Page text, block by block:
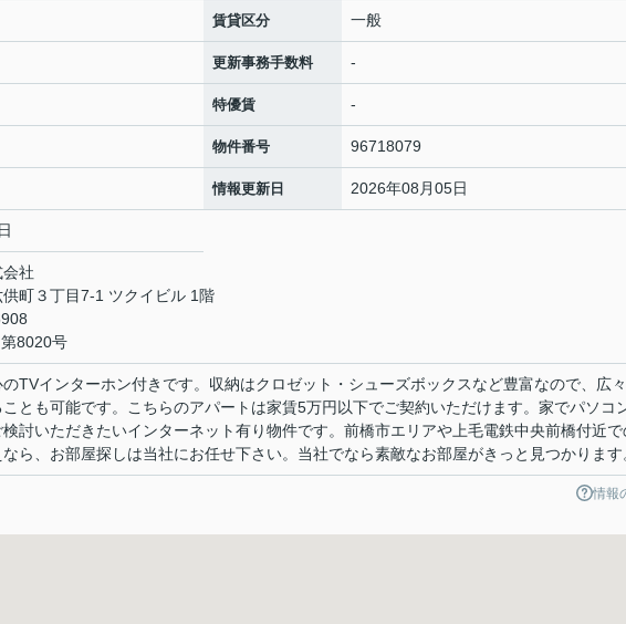
賃貸区分 一般
更新事務手数料 -
特優賃 -
物件番号 96718079
情報更新日 2026年08月05日
社
町３丁目7-1 ツクイビル 1階
8020号
TVインターホン付きです。収納はクロゼット・シューズボックスなど豊富なので、広
とも可能です。こちらのアパートは家賃5万円以下でご契約いただけます。家でパソコ
討いただきたいインターネット有り物件です。前橋市エリアや上毛電鉄中央前橋付近で
ら、お部屋探しは当社にお任せ下さい。当社でなら素敵なお部屋がきっと見つかります
情報